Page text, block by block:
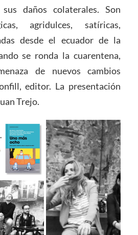
sus daños colaterales. Son
agridulces, satíricas,
desde el ecuador de la
se ronda la cuarentena,
de nuevos cambios
editor. La presentación
Trejo.